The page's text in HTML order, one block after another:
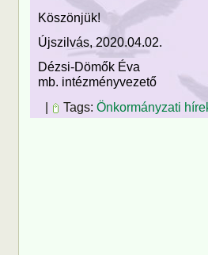
Köszönjük!
Újszilvás, 2020.04.02.
Dézsi-Dömők Éva
mb. intézményvezető
|
Tags: Önkormányzati